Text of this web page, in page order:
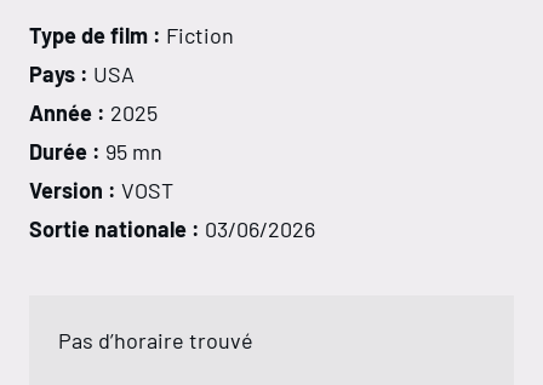
Type de film : Fiction
Pays : USA
Année : 2025
Durée : 95 mn
Version : VOST
Sortie nationale : 03/06/2026
Pas d’horaire trouvé